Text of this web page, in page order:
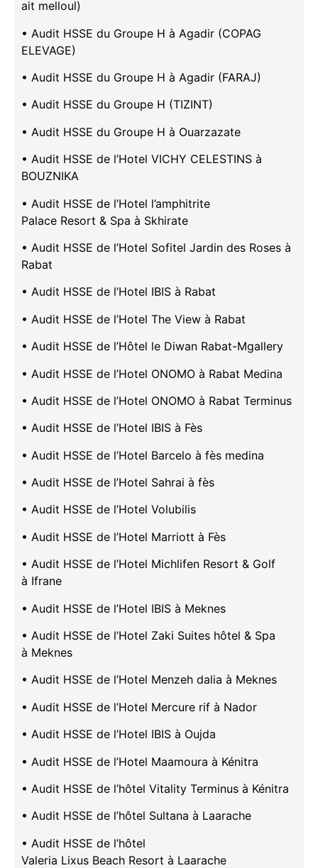
ait melloul)
• Audit HSSE du Groupe H à Agadir (COPAG
ELEVAGE)
• Audit HSSE du Groupe H à Agadir (FARAJ)
• Audit HSSE du Groupe H (TIZINT)
• Audit HSSE du Groupe H à Ouarzazate
• Audit HSSE de l’Hotel VICHY CELESTINS à
BOUZNIKA
• Audit HSSE de l’Hotel l’amphitrite
Palace Resort & Spa à Skhirate
• Audit HSSE de l’Hotel Sofitel Jardin des Roses à
Rabat
• Audit HSSE de l’Hotel IBIS à Rabat
• Audit HSSE de l’Hotel The View à Rabat
• Audit HSSE de l’Hôtel le Diwan Rabat-Mgallery
• Audit HSSE de l’Hotel ONOMO à Rabat Medina
• Audit HSSE de l’Hotel ONOMO à Rabat Terminus
• Audit HSSE de l’Hotel IBIS à Fès
• Audit HSSE de l’Hotel Barcelo à fès medina
• Audit HSSE de l’Hotel Sahrai à fès
• Audit HSSE de l’Hotel Volubilis
• Audit HSSE de l’Hotel Marriott à Fès
• Audit HSSE de l’Hotel Michlifen Resort & Golf
à Ifrane
• Audit HSSE de l’Hotel IBIS à Meknes
• Audit HSSE de l’Hotel Zaki Suites hôtel & Spa
à Meknes
• Audit HSSE de l’Hotel Menzeh dalia à Meknes
• Audit HSSE de l’Hotel Mercure rif à Nador
• Audit HSSE de l’Hotel IBIS à Oujda
• Audit HSSE de l’Hotel Maamoura à Kénitra
• Audit HSSE de l’hôtel Vitality Terminus à Kénitra
• Audit HSSE de l’hôtel Sultana à Laarache
• Audit HSSE de l’hôtel
Valeria Lixus Beach Resort à Laarache